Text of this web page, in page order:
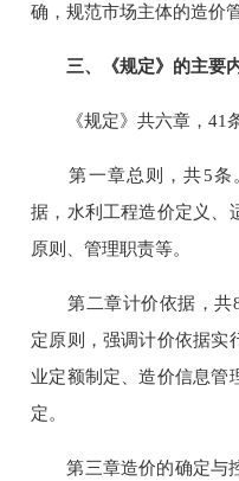
确，规范市场主体的造价
三、《规定》的主要
《规定》共六章，41条
第一章总则，共5条
据，水利工程造价定义、
原则、管理职责等。
第二章计价依据，共8
定原则，强调计价依据实
业定额制定、造价信息管
定。
第三章造价的确定与控